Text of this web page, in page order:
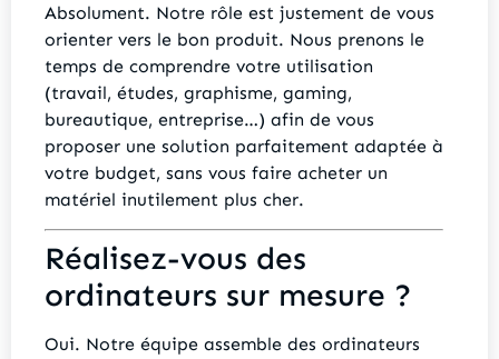
Absolument. Notre rôle est justement de vous
orienter vers le bon produit. Nous prenons le
temps de comprendre votre utilisation
(travail, études, graphisme, gaming,
bureautique, entreprise…) afin de vous
proposer une solution parfaitement adaptée à
votre budget, sans vous faire acheter un
matériel inutilement plus cher.
Réalisez-vous des
ordinateurs sur mesure ?
Oui. Notre équipe assemble des ordinateurs